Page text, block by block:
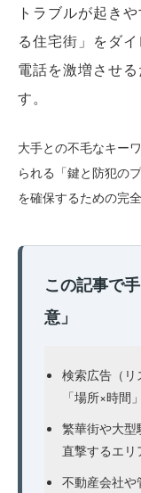
トラブルが起き
る住宅街」をダ
電話を激増させ
す。
大手との不毛なキー
られる「鍵と防犯の
を確保するための完
この記事で
意」
検索広告（リ
「場所×時間
繁華街や大型
直撃するエリ
不動産会社や